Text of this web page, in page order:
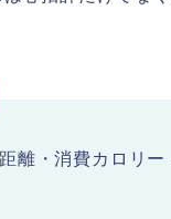
離・消費カロリ